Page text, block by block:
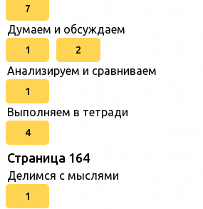
7
Думаем и обсуждаем
1 2
Анализируем и сравниваем
1
Выполняем в тетради
4
Страница 164
Делимся с мыслями
1